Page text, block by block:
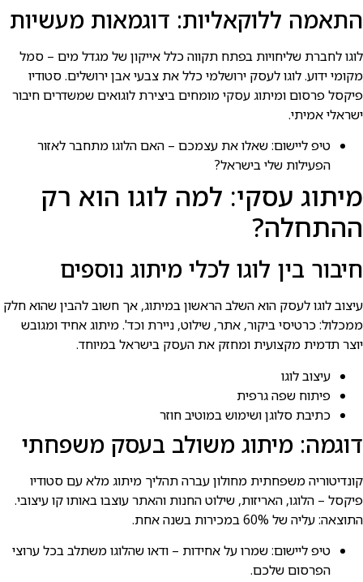
התאמה ללוקאליות: דוגמאות מעשיות
לוגו לחברת שליחויות בפתח תקווה כלל אייקון של מגדל מים – סמל
מקומי ידוע. לוגו לעסק ירושלמי כלל את צבעי אבן ירושלים. סטודיו
פיקסל פרסום ומיתוג עסקי מומחים ביצירת לוגואים שמשדרים חיבור
ישראלי אמיתי.
טיפ ליישום: שאלו את עצמכם – האם הלוגו מתחבר לאזור
הפעילות שלי בישראל?
מיתוג עסקי: למה לוגו הוא רק
ההתחלה?
חיבור בין לוגו לכלי מיתוג נוספים
עיצוב לוגו לעסק הוא השלב הראשון במיתוג, אך חשוב להבין שהוא חלק
ממכלול: כרטיסי ביקור, אתר, שילוט, ניירת וכד'. מיתוג אחיד ומגובש
יוצר תדמית מקצועית ומחזק את העסק בישראל במיוחד.
עיצוב לוגו
פיתוח שפה גרפית
כתיבת סלוגן ושימוש במוטיב חוזר
דוגמה: מיתוג משולב בעסק משפחתי
קונדיטוריה משפחתית מחולון עברה תהליך מיתוג מלא עם סטודיו
פיקסל – הלוגו, האריזות, שילוט החנות והאתר עוצבו באותו קו עיצובי.
התוצאה: עליה של 60% במכירות בשנה אחת.
טיפ ליישום: שמרו על אחידות – ודאו שהלוגו משתלב בכל ערוצי
הפרסום שלכם.